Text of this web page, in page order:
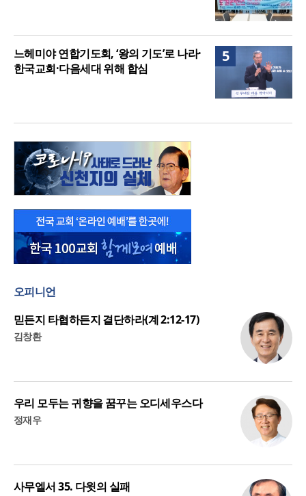
5
느헤미야 연합기도회, ‘왕의 기도’로 나라·
한국교회·다음세대 위해 합심
오피니언
믿든지 타협하든지 결단하라(계 2:12-17)
김창환
우리 모두는 귀향을 꿈꾸는 오디세우스다
정재우
사무엘서 35. 다윗의 실패